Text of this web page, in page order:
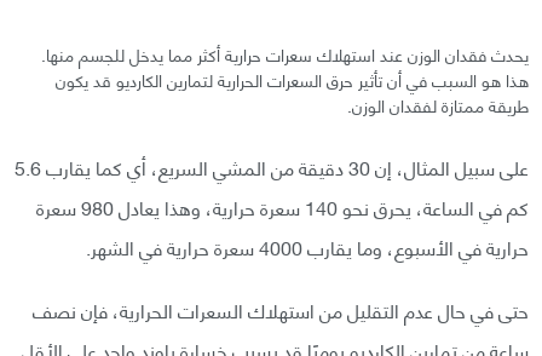
يحدث فقدان الوزن عند استهلاك سعرات حرارية أكثر مما يدخل للجسم منها.
هذا هو السبب في أن تأثير حرق السعرات الحرارية لتمارين الكارديو قد يكون
طريقة ممتازة لفقدان الوزن.
على سبيل المثال، إن 30 دقيقة من المشي السريع، أي كما يقارب 5.6
كم في الساعة، يحرق نحو 140 سعرة حرارية، وهذا يعادل 980 سعرة
حرارية في الأسبوع، وما يقارب 4000 سعرة حرارية في الشهر.
حتى في حال عدم التقليل من استهلاك السعرات الحرارية، فإن نصف